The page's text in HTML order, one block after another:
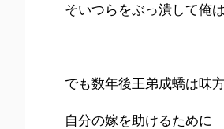
そいつらをぶっ潰して俺
でも数年後王弟成蟜は味
自分の嫁を助けるために